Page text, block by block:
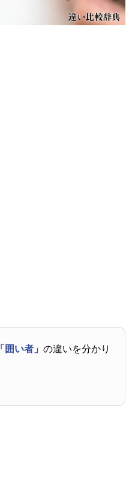
「囲い者」の違いを分かり